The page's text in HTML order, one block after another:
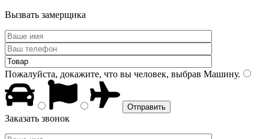
Вызвать замерщика
Пожалуйста, докажите, что вы человек, выбрав Машину.
Заказать звонок